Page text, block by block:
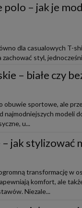
– jak je
dla casualowych T-
zachować styl,
– białe czy
obuwie sportowe, ale
najmodniejszych modeli
u...
– jak stylizować
transformację w
komfort, ale
Niezale...